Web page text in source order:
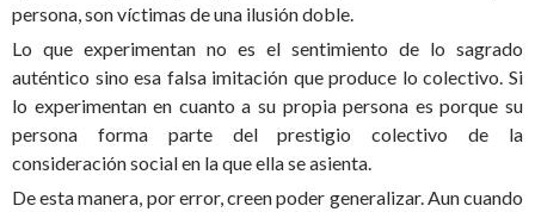
persona, son víctimas de una ilusión doble.
Lo que experimentan no es el sentimiento de lo sagrado
auténtico sino esa falsa imitación que produce lo colectivo. Si
lo experimentan en cuanto a su propia persona es porque su
persona forma parte del prestigio colectivo de la
consideración social en la que ella se asienta.
De esta manera, por error, creen poder generalizar. Aun cuando